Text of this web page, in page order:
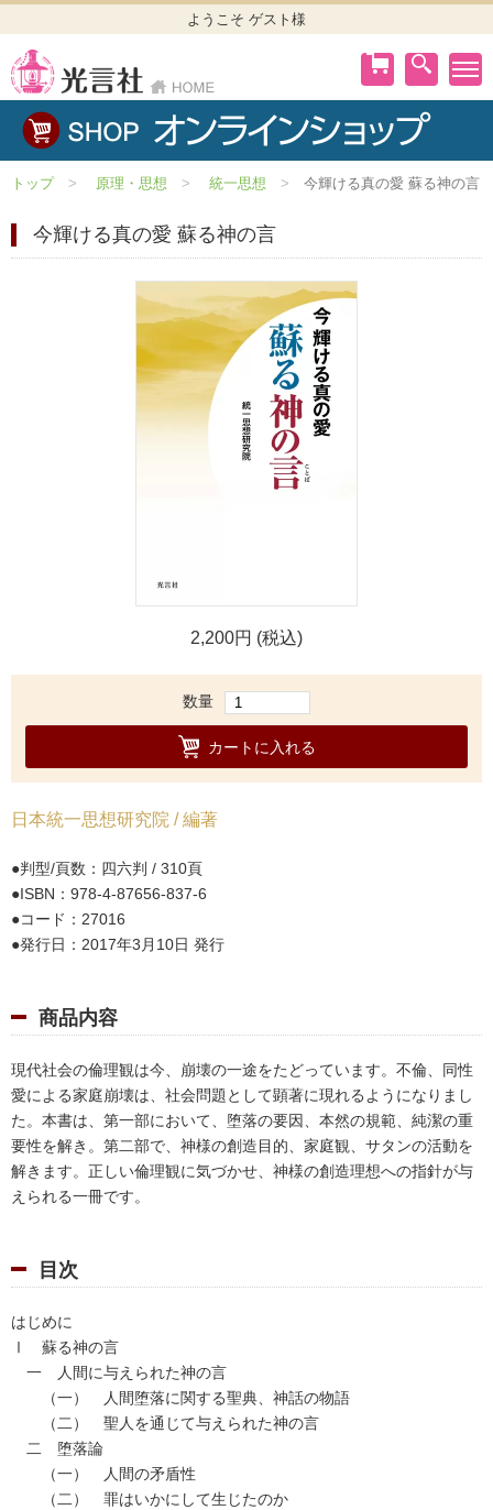
ようこそ ゲスト様
トップ 原理・思想 統一思想 今輝ける真の愛 蘇る神の言
今輝ける真の愛 蘇る神の言
2,200円 (税込)
数量
カートに入れる
日本統一思想研究院 / 編著
判型/頁数：四六判 / 310頁
ISBN：978-4-87656-837-6
コード：27016
発行日：2017年3月10日 発行
商品内容
現代社会の倫理観は今、崩壊の一途をたどっています。不倫、同性
愛による家庭崩壊は、社会問題として顕著に現れるようになりまし
た。本書は、第一部において、堕落の要因、本然の規範、純潔の重
要性を解き。第二部で、神様の創造目的、家庭観、サタンの活動を
解きます。正しい倫理観に気づかせ、神様の創造理想への指針が与
えられる一冊です。
目次
はじめに
Ⅰ 蘇る神の言
一 人間に与えられた神の言
（一） 人間堕落に関する聖典、神話の物語
（二） 聖人を通じて与えられた神の言
二 堕落論
（一） 人間の矛盾性
（二） 罪はいかにして生じたのか